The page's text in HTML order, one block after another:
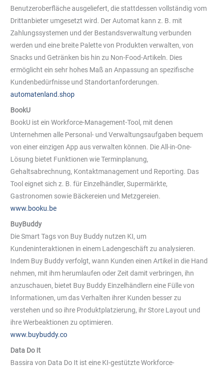
Benutzeroberfläche ausgeliefert, die stattdessen vollständig vom
Drittanbieter umgesetzt wird. Der Automat kann z. B. mit
Zahlungssystemen und der Bestandsverwaltung verbunden
werden und eine breite Palette von Produkten verwalten, von
Snacks und Getränken bis hin zu Non-Food-Artikeln. Dies
ermöglicht ein sehr hohes Maß an Anpassung an spezifische
Kundenbedürfnisse und Standortanforderungen.
automatenland.shop
BookU
BookU ist ein Workforce-Management-Tool, mit denen
Unternehmen alle Personal- und Verwaltungsaufgaben bequem
von einer einzigen App aus verwalten können. Die All-in-One-
Lösung bietet Funktionen wie Terminplanung,
Gehaltsabrechnung, Kontaktmanagement und Reporting. Das
Tool eignet sich z. B. für Einzelhändler, Supermärkte,
Gastronomen sowie Bäckereien und Metzgereien.
www.booku.be
BuyBuddy
Die Smart Tags von Buy Buddy nutzen KI, um
Kundeninteraktionen in einem Ladengeschäft zu analysieren.
Indem Buy Buddy verfolgt, wann Kunden einen Artikel in die Hand
nehmen, mit ihm herumlaufen oder Zeit damit verbringen, ihn
anzuschauen, bietet Buy Buddy Einzelhändlern eine Fülle von
Informationen, um das Verhalten ihrer Kunden besser zu
verstehen und so ihre Produktplatzierung, ihr Store Layout und
ihre Werbeaktionen zu optimieren.
www.buybuddy.co
Data Do It
Bassira von Data Do It ist eine KI-gestützte Workforce-